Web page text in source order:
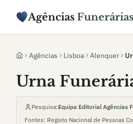
Agências Funerárias
Agências Lisboa Alenquer
Urna
Pesquisa:Equipa Editorial Agências
Fontes: Registo Nacional de Pessoas